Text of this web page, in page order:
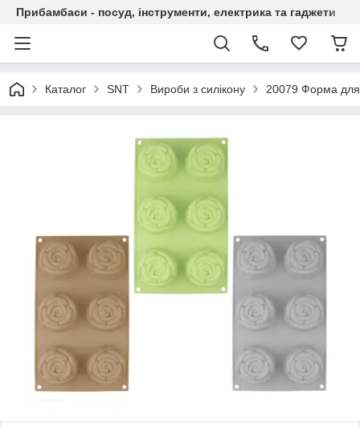
Прибамбаси - посуд, інструменти, електрика та гаджети
Каталог SNT Вироби з силікону 20079 Форма для